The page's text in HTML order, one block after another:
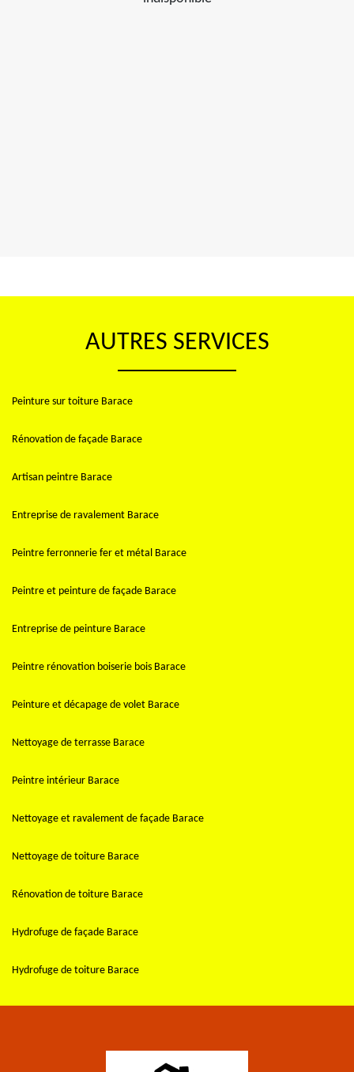
AUTRES SERVICES
Peinture sur toiture Barace
Rénovation de façade Barace
Artisan peintre Barace
Entreprise de ravalement Barace
Peintre ferronnerie fer et métal Barace
Peintre et peinture de façade Barace
Entreprise de peinture Barace
Peintre rénovation boiserie bois Barace
Peinture et décapage de volet Barace
Nettoyage de terrasse Barace
Peintre intérieur Barace
Nettoyage et ravalement de façade Barace
Nettoyage de toiture Barace
Rénovation de toiture Barace
Hydrofuge de façade Barace
Hydrofuge de toiture Barace